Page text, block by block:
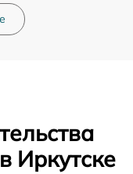
Иркутске